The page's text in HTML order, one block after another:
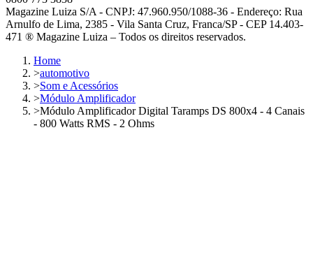
Magazine Luiza S/A - CNPJ: 47.960.950/1088-36 - Endereço: Rua
Arnulfo de Lima, 2385 - Vila Santa Cruz, Franca/SP - CEP 14.403-
471 ® Magazine Luiza – Todos os direitos reservados.
Home
>automotivo
>Som e Acessórios
>Módulo Amplificador
>Módulo Amplificador Digital Taramps DS 800x4 - 4 Canais
- 800 Watts RMS - 2 Ohms